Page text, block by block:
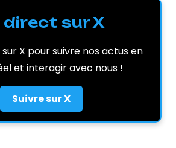
direct sur X
X pour suivre nos actus en
et interagir avec nous !
Suivre sur X